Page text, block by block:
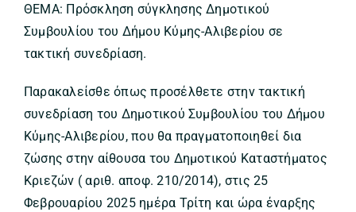
ΘΕΜΑ: Πρόσκληση σύγκλησης Δημοτικού
Συμβουλίου του Δήμου Κύμης-Αλιβερίου σε
τακτική συνεδρίαση.
Παρακαλείσθε όπως προσέλθετε στην τακτική
συνεδρίαση του Δημοτικού Συμβουλίου του Δήμου
Κύμης-Αλιβερίου, που θα πραγματοποιηθεί δια
ζώσης στην αίθουσα του Δημοτικού Καταστήματος
Κριεζών ( αριθ. αποφ. 210/2014), στις 25
Φεβρουαρίου 2025 ημέρα Τρίτη και ώρα έναρξης